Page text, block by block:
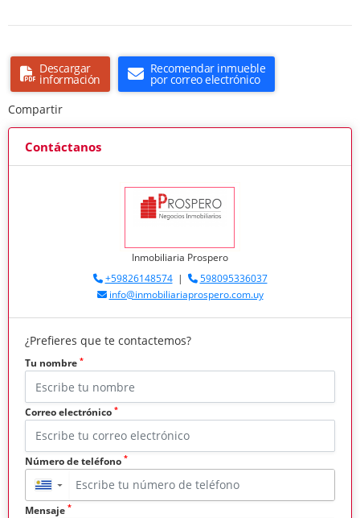
Descargar
información
Recomendar inmueble
por correo electrónico
Compartir
Contáctanos
Inmobiliaria Prospero
+59826148574|
598095336037
info@inmobiliariaprospero.com.uy
¿Prefieres que te contactemos?
Tu nombre *
Correo electrónico *
Número de teléfono *
▼
Mensaje *